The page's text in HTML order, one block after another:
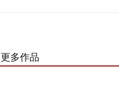
更多作品